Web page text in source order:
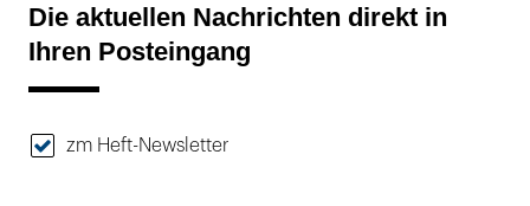
Die aktuellen Nachrichten direkt in
Ihren Posteingang
zm Heft-Newsletter